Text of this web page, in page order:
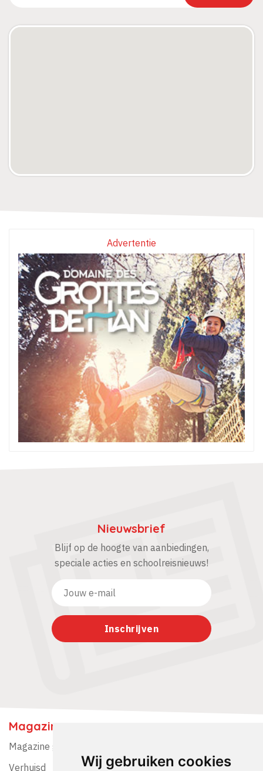
Wij gebruiken cookies
Advertentie
Nieuwsbrief
Blijf op de hoogte van aanbiedingen,
speciale acties en schoolreisnieuws!
Magazine
Magazine gratis ontvangen?
Verhuisd